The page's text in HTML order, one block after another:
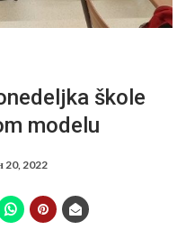
škole
modelu
20, 2022